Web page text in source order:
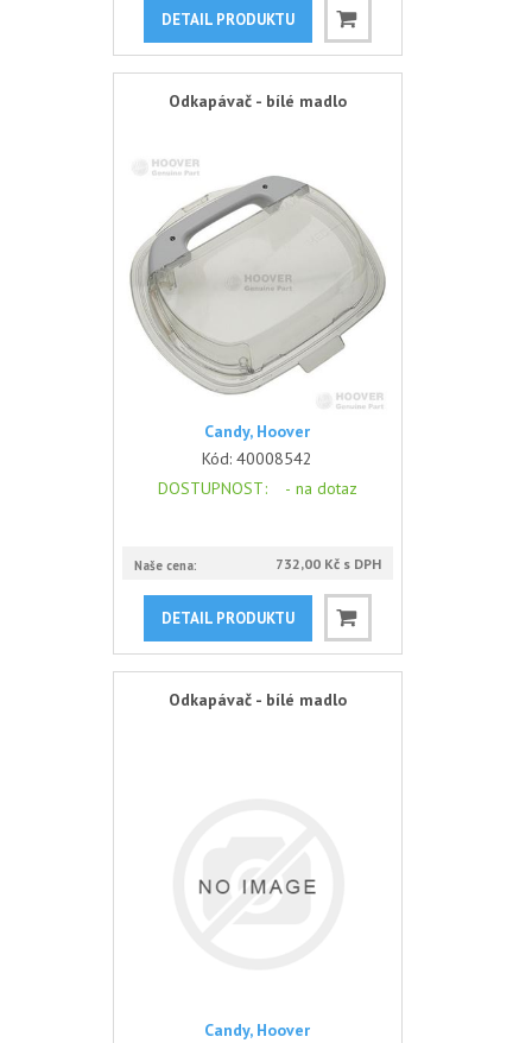
DETAIL PRODUKTU
Odkapávač - bílé madlo
Candy, Hoover
Kód:40008542
DOSTUPNOST: - na dotaz
Naše cena: 732,00 Kč s DPH
DETAIL PRODUKTU
Odkapávač - bílé madlo
Candy, Hoover